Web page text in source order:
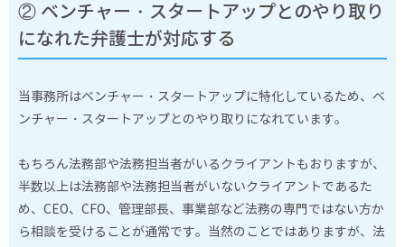
② ベンチャー・スタートアップとのやり取り
になれた弁護士が対応する
当事務所はベンチャー・スタートアップに特化しているため、ベ
ンチャー・スタートアップとのやり取りになれています。
もちろん法務部や法務担当者がいるクライアントもおりますが、
半数以上は法務部や法務担当者がいないクライアントであるた
め、CEO、CFO、管理部長、事業部など法務の専門ではない方か
ら相談を受けることが通常です。当然のことではありますが、法